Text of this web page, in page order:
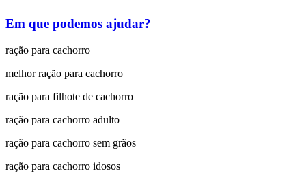
Em que podemos ajudar?
ração para cachorro
melhor ração para cachorro
ração para filhote de cachorro
ração para cachorro adulto
ração para cachorro sem grãos
ração para cachorro idosos